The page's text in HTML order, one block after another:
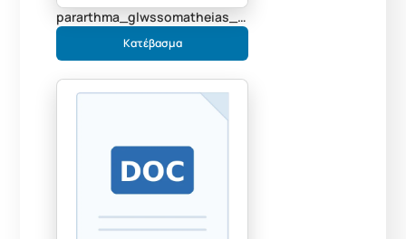
pararthma_glwssomatheias_A2_17_2_2025_[15752]
Κατέβασμα